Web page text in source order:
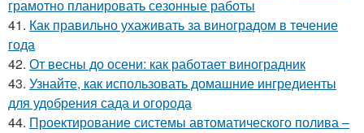
грамотно планировать сезонные работы
41. Как правильно ухаживать за виноградом в течение
года
42. От весны до осени: как работает виноградник
43. Узнайте, как использовать домашние ингредиенты
для удобрения сада и огорода
44. Проектирование системы автоматического полива –